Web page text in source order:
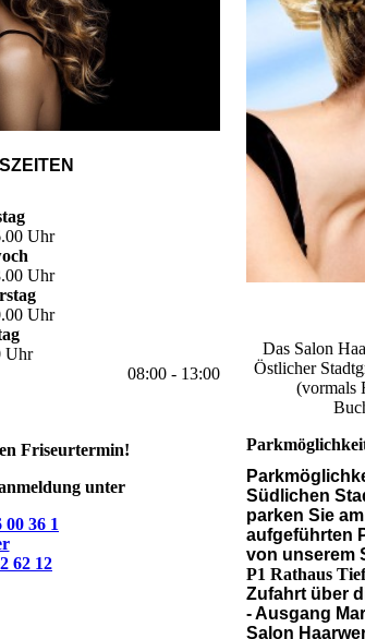
Uhr
Uhr
Uhr
Uhr
08:00 - 13:00
Friseurtermin!
unter
00 36 1
62 12
Das Salon
Östlicher
(vormals
Südlichen
parken Sie
aufgeführten
von unserem
P1 Rathaus
Zufahrt über
- Ausgang
Salon